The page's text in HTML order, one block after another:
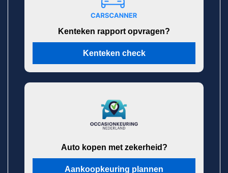
Kenteken rapport opvragen?
Kenteken check
Auto kopen met zekerheid?
Aankoopkeuring plannen